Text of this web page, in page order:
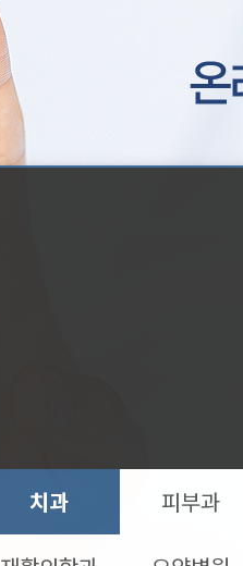
치과 피부과